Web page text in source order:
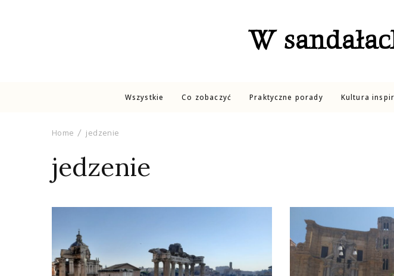
W
Wszystkie Co zobaczyć Praktyczne porady Kultura
Home jedzenie
jedzenie